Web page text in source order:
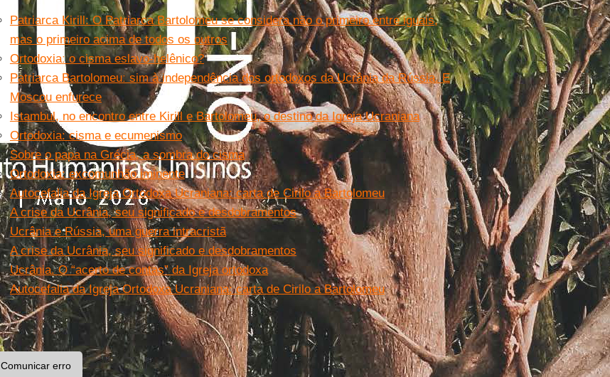
Patriarca Kirill: O Patriarca Bartolomeu se considera não o primeiro entre iguais,
mas o primeiro acima de todos os outros
Ortodoxiaː o cisma eslavo-helênico?
Patriarca Bartolomeuː sim à independência dos ortodoxos da Ucrânia da Rússia. E
Moscou enfurece
Istambul, no encontro entre Kirill e Bartolomeu, o destino da Igreja Ucraniana
Ortodoxia: cisma e ecumenismo
Sobre o papa na Grécia, a sombra do cisma
Ortodoxia: excomunhão iminente
Autocefalia da Igreja Ortodoxa Ucraniana: carta de Cirilo a Bartolomeu
A crise da Ucrânia, seu significado e desdobramentos
Ucrânia e Rússia, uma guerra intracristã
A crise da Ucrânia, seu significado e desdobramentos
Ucrânia. O “acerto de contas” da Igreja ortodoxa
Autocefalia da Igreja Ortodoxa Ucraniana: carta de Cirilo a Bartolomeu
Comunicar erro